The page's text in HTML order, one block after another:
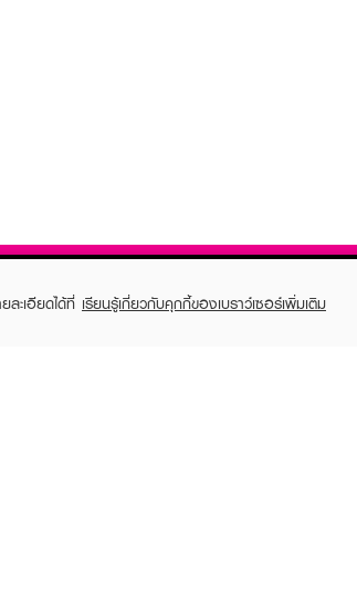
ะเอียดได้ที่ เรียนรู้เกี่ยวกับคุกกี้ของเบราว์เซอร์เพิ่มเติม